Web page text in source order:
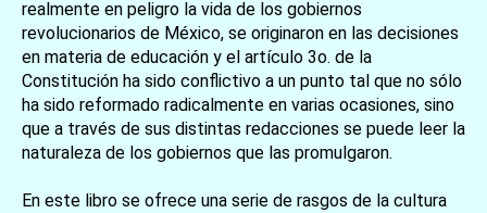
realmente en peligro la vida de los gobiernos
revolucionarios de México, se originaron en las decisiones
en materia de educación y el artículo 3o. de la
Constitución ha sido conflictivo a un punto tal que no sólo
ha sido reformado radicalmente en varias ocasiones, sino
que a través de sus distintas redacciones se puede leer la
naturaleza de los gobiernos que las promulgaron.
En este libro se ofrece una serie de rasgos de la cultura